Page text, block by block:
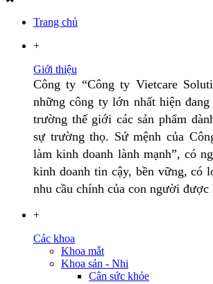
Trang chủ
+
Giới thiệu
Công ty “Công ty Vietcare
những công ty lớn nhất hiện
trường thế giới các sản phẩm
sự trường thọ. Sứ mệnh của
làm kinh doanh lành mạnh”, có
kinh doanh tin cậy, bền vững, có
nhu cầu chính của con người được
+
Các khoa
Khoa mắt
Khoa sản - Nhi
Cân sức khỏe